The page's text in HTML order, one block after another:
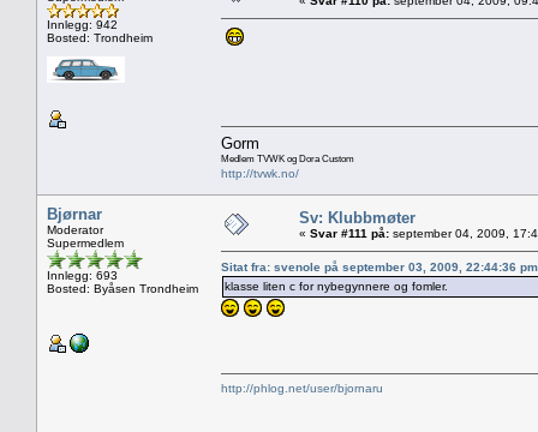
Innlegg: 942
Bosted: Trondheim
Gorm
Medlem TVWK og Dora Custom
http://tvwk.no/
Bjørnar
Moderator
Supermedlem
Innlegg: 693
Bosted: Byåsen Trondheim
Sv: Klubbmøter
« Svar #111 på: september 04, 2009,
Sitat fra: svenole på september 03, 2009, 22:44:36 pm
klasse liten c for nybegynnere og fomler.
http://phlog.net/user/bjornaru